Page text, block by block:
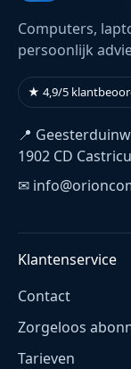
Computers,
persoonlijk
★ 4,9/5
📍
1902 CD
✉
Klantenservice
Contact
Zorgeloos
Tarieven